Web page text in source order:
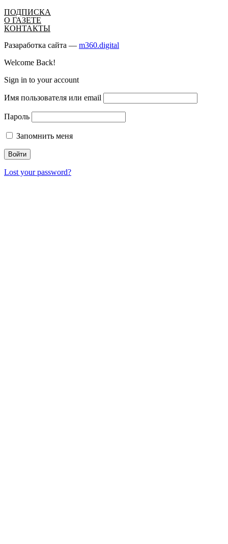
ПОДПИСКА
О ГАЗЕТЕ
КОНТАКТЫ
Разаработка сайта — m360.digital
Welcome Back!
Sign in to your account
Имя пользователя или email
Пароль
Запомнить меня
Lost your password?